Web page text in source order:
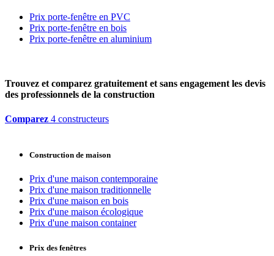
Prix porte-fenêtre en PVC
Prix porte-fenêtre en bois
Prix porte-fenêtre en aluminium
Trouvez et comparez gratuitement et sans engagement les devis
des professionnels de la construction
Comparez 4 constructeurs
Construction de maison
Prix d'une maison contemporaine
Prix d'une maison traditionnelle
Prix d'une maison en bois
Prix d'une maison écologique
Prix d'une maison container
Prix des fenêtres